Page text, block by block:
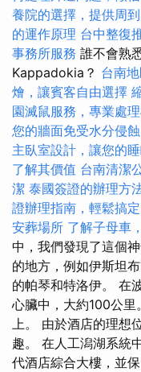
養院的選擇，提供周
的運作原理 台中整復
事務所服務 誰不會熟
Kappadokia？ 台南
燴，讓賓客自由選擇
園滅鼠服務，專業處
您的牆面免受水分侵蝕
主臥室設計，讓您的
了解其價值 台南清潔
潔 泰國簽證的辦理方
證辦理指南，輕鬆搞定
安葬場所 了解子母車
中，我們發現了這個
的地方，例如伊斯坦
的帕琴和特洛伊。 在
心臟中，大約100公
上。 由於酒店的理想
趣。 在人工潟湖系統
代酒店綜合大樓，並